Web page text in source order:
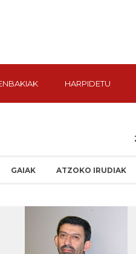
HARPIDETU
GAIAK ATZOKO IRUDIAK